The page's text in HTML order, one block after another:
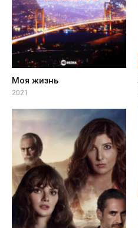
Моя жизнь
2021